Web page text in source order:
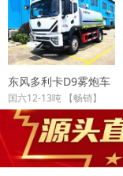
东风多利卡D9雾炮车
国六12-13吨 【畅销】